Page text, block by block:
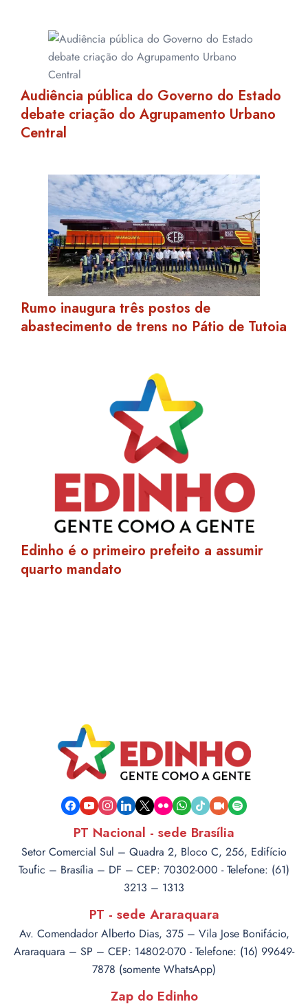
Audiência pública do Governo do Estado
debate criação do Agrupamento Urbano
Central
Rumo inaugura três postos de
abastecimento de trens no Pátio de Tutoia
Edinho é o primeiro prefeito a assumir
quarto mandato
facebook
youtubeinstagram
linkedin
x flickrwhatsapp
tiktokvideo-spotify
PT Nacional - sede Brasília
Setor Comercial Sul – Quadra 2, Bloco C, 256, Edifício
Toufic – Brasília – DF – CEP: 70302-000 - Telefone: (61)
3213 – 1313
PT - sede Araraquara
Av. Comendador Alberto Dias, 375 – Vila Jose Bonifácio,
Araraquara – SP – CEP: 14802-070 - Telefone: (16) 99649-
7878 (somente WhatsApp)
Zap do Edinho